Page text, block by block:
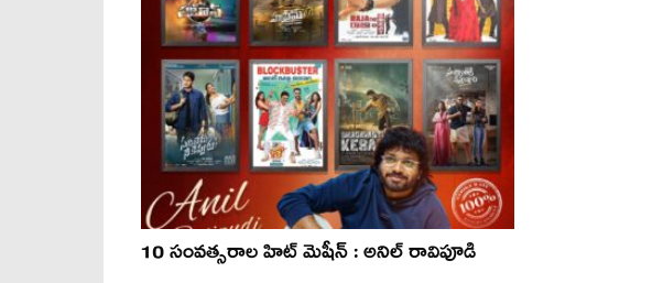
10 సంవత్సరాల హిట్ మెషీన్ : అనిల్ రావిపూడి